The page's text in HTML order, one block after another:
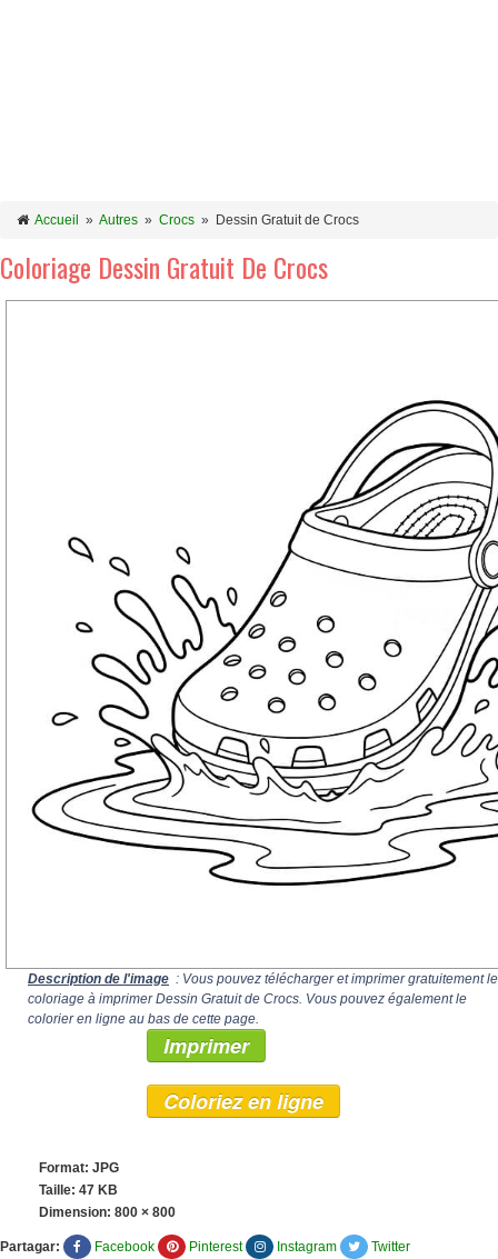
Accueil » Autres » Crocs » Dessin Gratuit de Crocs
Coloriage Dessin Gratuit De Crocs
Description de l'image : Vous pouvez télécharger et imprimer gratuitement le
coloriage à imprimer Dessin Gratuit de Crocs. Vous pouvez également le
colorier en ligne au bas de cette page.
Imprimer
Coloriez en ligne
Format: JPG
Taille: 47 KB
Dimension: 800 × 800
Partagar: Facebook Pinterest Instagram Twitter